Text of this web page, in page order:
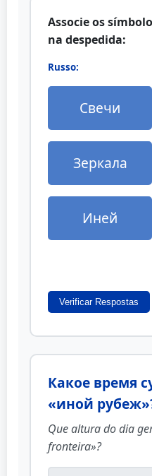
Associe os
na despedida:
Russo:
Свечи
Зеркала
Иней
Verificar Respostas
Какое время
«иной
Que altura do dia
fronteira»?